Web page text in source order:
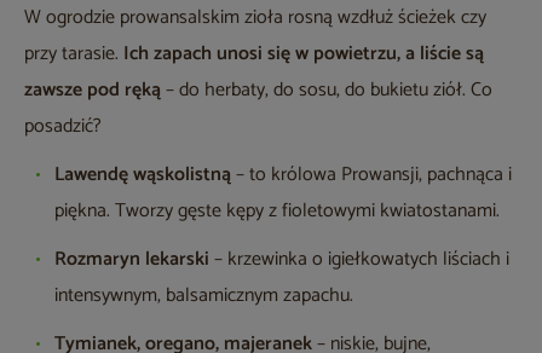
W ogrodzie prowansalskim zioła rosną wzdłuż ścieżek czy
przy tarasie. Ich zapach unosi się w powietrzu, a liście są
zawsze pod ręką– do herbaty, do sosu, do bukietu ziół. Co
posadzić?
Lawendę wąskolistną– to królowa Prowansji, pachnąca i
piękna. Tworzy gęste kępy z fioletowymi kwiatostanami.
Rozmaryn lekarski– krzewinka o igiełkowatych liściach i
intensywnym, balsamicznym zapachu.
Tymianek, oregano, majeranek– niskie, bujne,